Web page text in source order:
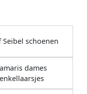
Seibel schoenen
dames
enkellaarsjes